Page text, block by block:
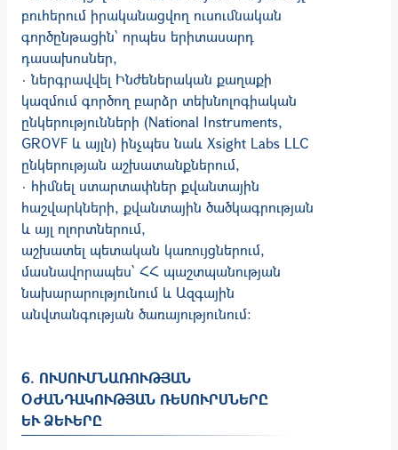
բուհերում իրականացվող ուսում­նական
գործընթացին՝ որպես երիտասարդ
դասախոսներ,
· ներգրավվել Ինժեներական քաղաքի
կազմում գործող բարձր տեխնոլոգիական
ընկերությունների (National Instruments,
GROVF և այլն) ինչպես նաև Xsight Labs LLC
ընկերության աշխատանքներում,
· հիմնել ստարտափներ քվանտային
հաշվարկների, քվանտային ծածկա­գրության
և այլ ոլորտներում,
աշխատել պետական կառույցներում,
մասնավորապես՝ ՀՀ պաշտպանության
նախարարությունում և Ազգային
անվտանգության ծառայությունում:
6. ՈՒՍՈՒՄՆԱՌՈՒԹՅԱՆ
ՕԺԱՆԴԱԿՈՒԹՅԱՆ ՌԵՍՈՒՐՍՆԵՐԸ
ԵՒ ՁԵՒԵՐԸ